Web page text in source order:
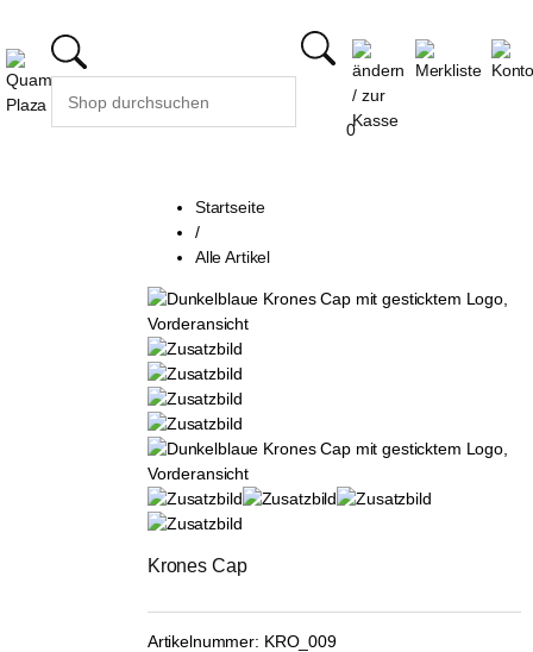
0
Startseite
/
Alle Artikel
Krones Cap
Artikelnummer: KRO_009